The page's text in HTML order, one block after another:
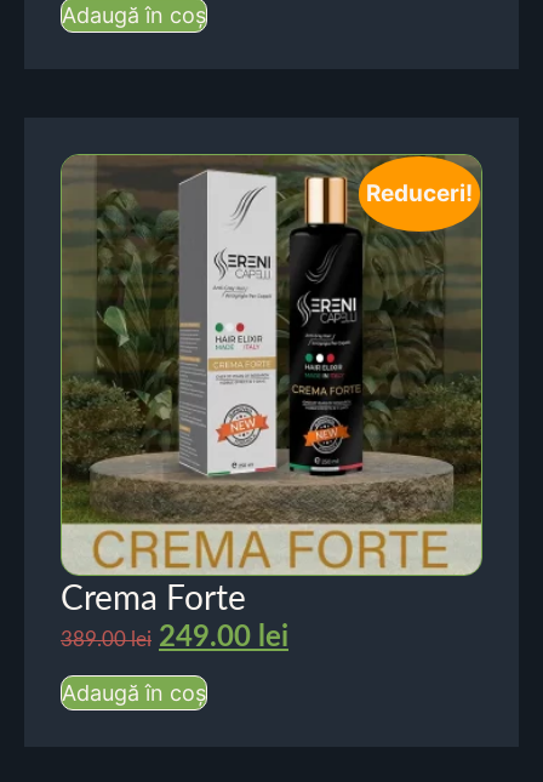
Adaugă în coș
Reduceri!
Crema Forte
389.00lei 249.00 lei
Adaugă în coș